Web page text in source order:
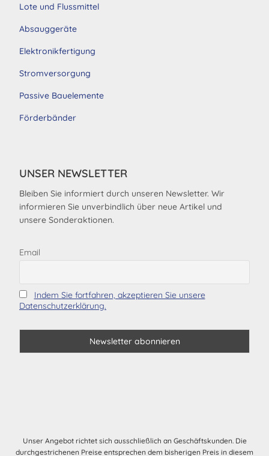
Lote und Flussmittel
Absauggeräte
Elektronikfertigung
Stromversorgung
Passive Bauelemente
Förderbänder
UNSER NEWSLETTER
Bleiben Sie informiert durch unseren Newsletter. Wir
informieren Sie unverbindlich über neue Artikel und
unsere Sonderaktionen.
Email
Indem Sie fortfahren, akzeptieren Sie unsere
Datenschutzerklärung.
Unser Angebot richtet sich ausschließlich an Geschäftskunden. Die
durchgestrichenen Preise entsprechen dem bisherigen Preis in diesem